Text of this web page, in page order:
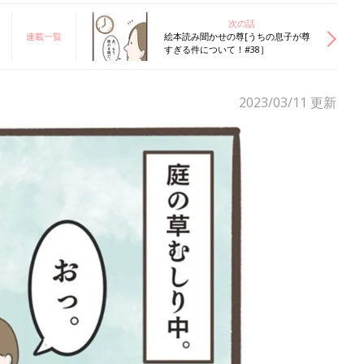
連載一覧
次の話
絵本読み聞かせの尊[うちの息子が尊
すぎる件について！#38］
2023/03/11 更新